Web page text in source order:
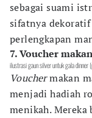
sebagai suami
sifatnya dekoratif
perlengkapan
7. Voucher
ilustrasi gaun silver untuk gala dinner
Vouchermakan
menjadi hadiah
menikah.